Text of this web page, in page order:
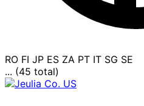
RO FI JP ES ZA PT IT SG SE
... (45 total)